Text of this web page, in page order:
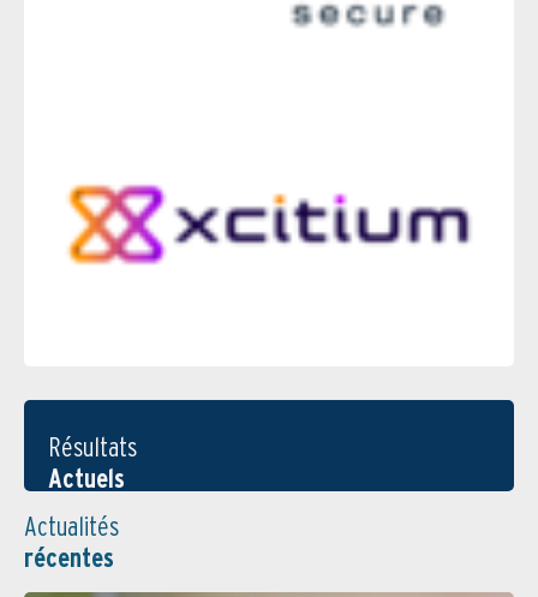
Résultats
Actuels
Actualités
récentes